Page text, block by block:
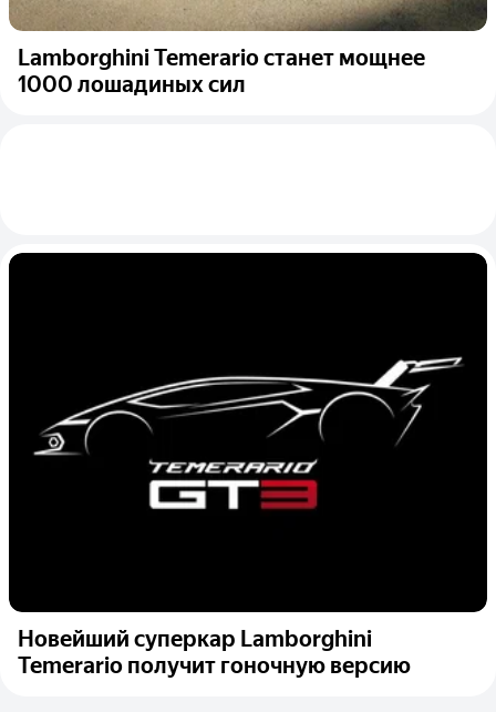
Lamborghini Temerario станет мощнее
1000 лошадиных сил
Новейший суперкар Lamborghini
Temerario получит гоночную версию